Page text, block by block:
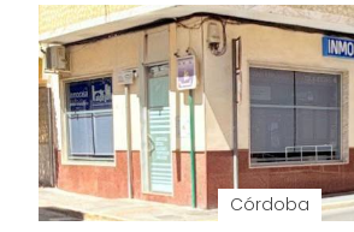
Córdoba